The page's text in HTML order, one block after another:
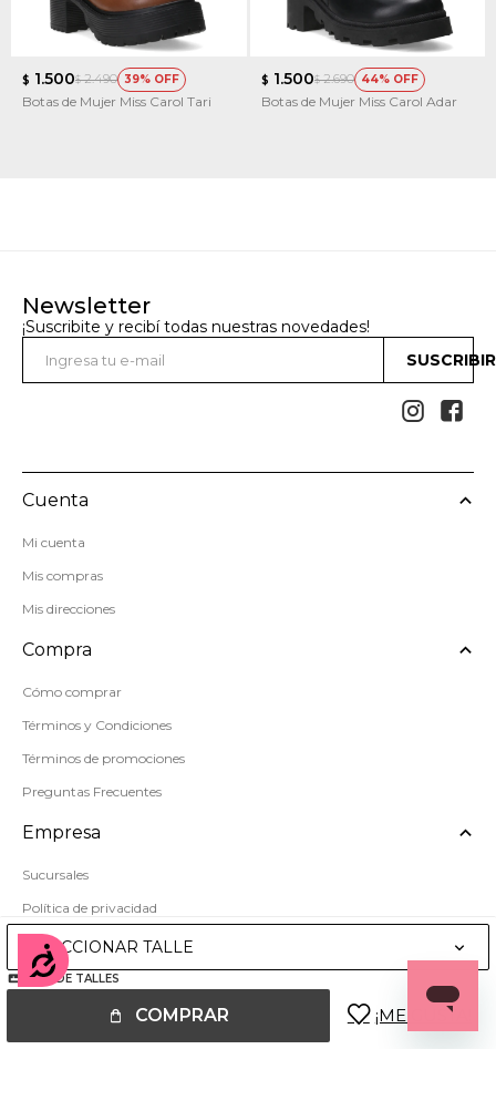
Accesibilidad
SELECCIONAR TALLE
GUÍA DE TALLES
COMPRAR
$ 1.500$ 2.490 39
Botas de Mujer Miss Carol Tari
$ 1.500$ 2.690 44
Botas de Mujer Miss Carol Adar
Newsletter
¡Suscribite y recibí todas nuestras novedades!
 
Cuenta
Mi cuenta
Mis compras
Mis direcciones
Compra
Cómo comprar
Términos y Condiciones
Términos de promociones
Preguntas Frecuentes
Empresa
Sucursales
Política de privacidad
Mapa del sitio